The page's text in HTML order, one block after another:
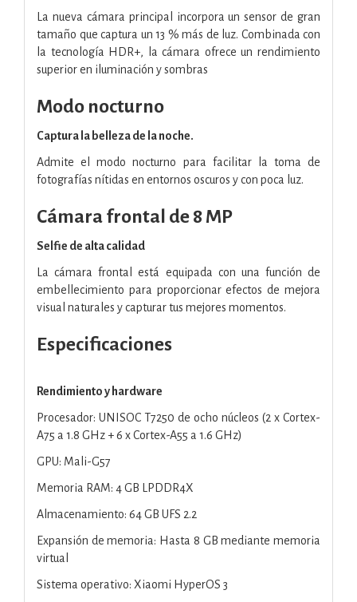
La nueva cámara principal incorpora un sensor de gran
tamaño que captura un 13 % más de luz. Combinada con
la tecnología HDR+, la cámara ofrece un rendimiento
superior en iluminación y sombras
Modo nocturno
Captura la belleza de la noche.
Admite el modo nocturno para facilitar la toma de
fotografías nítidas en entornos oscuros y con poca luz.
Cámara frontal de 8 MP
Selfie de alta calidad
La cámara frontal está equipada con una función de
embellecimiento para proporcionar efectos de mejora
visual naturales y capturar tus mejores momentos.
Especificaciones
Rendimiento y hardware
Procesador: UNISOC T7250 de ocho núcleos (2 x Cortex-
A75 a 1.8 GHz + 6 x Cortex-A55 a 1.6 GHz)
GPU: Mali-G57
Memoria RAM: 4 GB LPDDR4X
Almacenamiento: 64 GB UFS 2.2
Expansión de memoria: Hasta 8 GB mediante memoria
virtual
Sistema operativo: Xiaomi HyperOS 3